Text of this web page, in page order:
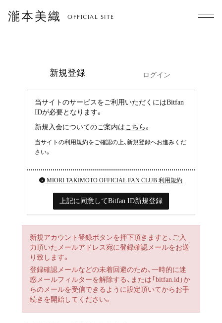
瀧本美織 OFFICIAL SITE
新規登録 ログイン
当サイトのサービスをご利用いただくにはBitfan
IDが必要となります。
新規入会についてのご案内はこちら。
当サイトの利用規約をご確認の上、新規登録へお進みくだ
さい。
MIORI TAKIMOTO OFFICIAL FAN CLUB 利用規約
上記に同意してBitfan ID新規登録
新規アカウント登録ボタンを押下頂きますと、ご入
力頂いたメールアドレス宛に登録確認メールをお送
り致します。
登録確認メールなどの未着回避のため、一時的に迷
惑メールフィルターを解除する、または「bitfan.id」か
らのメールを受信できるように設定頂いてからお手
続きを開始してください。